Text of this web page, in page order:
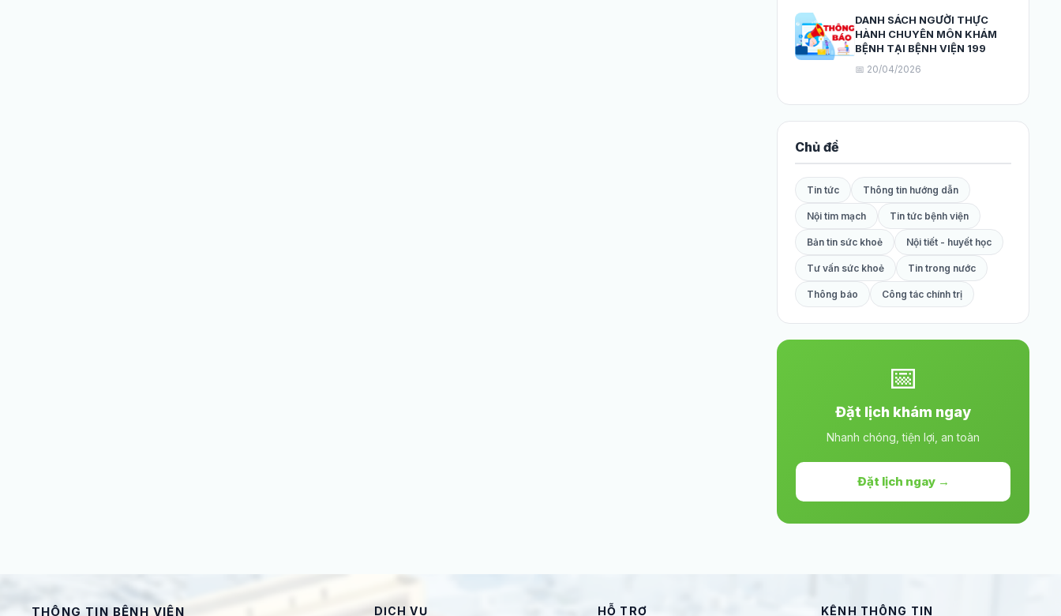
DANH SÁCH NGƯỜI THỰC
HÀNH CHUYÊN MÔN KHÁM
BỆNH TẠI BỆNH VIỆN 199
📅 20/04/2026
Chủ đề
Tin tức Thông tin hướng dẫn
Nội tim mạch Tin tức bệnh viện
Bản tin sức khoẻ Nội tiết - huyết học
Tư vấn sức khoẻ Tin trong nước
Thông báo Công tác chính trị
📅
Đặt lịch khám ngay
Nhanh chóng, tiện lợi, an toàn
Đặt lịch ngay →
THÔNG TIN BỆNH VIỆN DỊCH VỤ HỖ TRỢ KÊNH THÔNG TIN